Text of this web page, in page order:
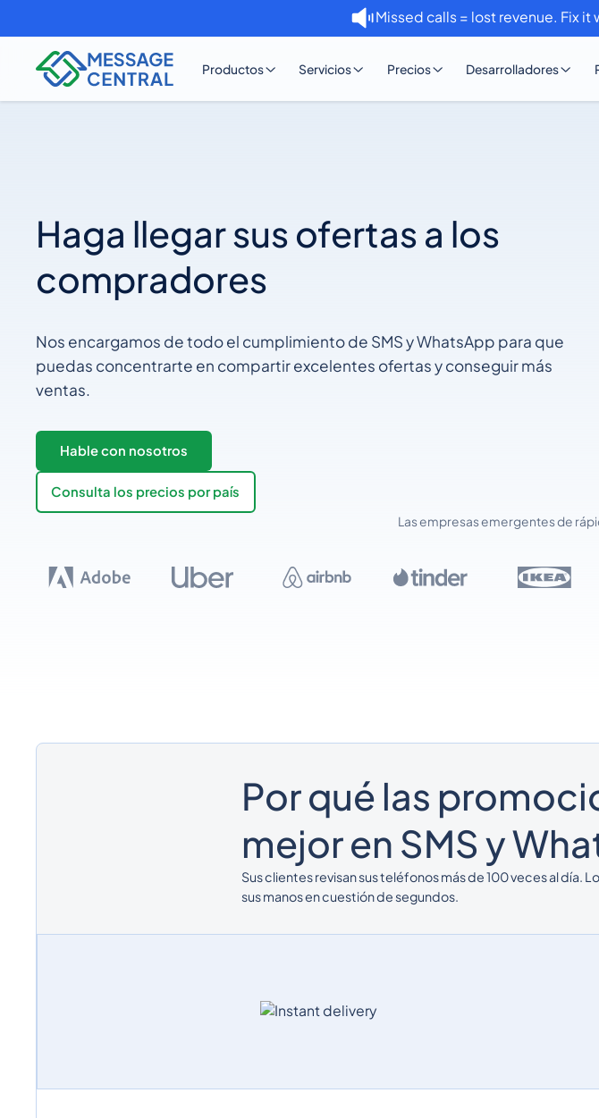
Missed calls = lost revenue. Fix
Productos Servicios Precios Desarrolladores
Haga llegar sus ofertas a los
compradores
Nos encargamos de todo el cumplimiento de SMS y WhatsApp para que
puedas concentrarte en compartir excelentes ofertas y conseguir más
ventas.
Hable con nosotros
Consulta los precios por país
Las empresas emergentes de
Por qué las
mejor en SMS y
Sus clientes revisan sus teléfonos más de 100 veces al día.
sus manos en cuestión de segundos.